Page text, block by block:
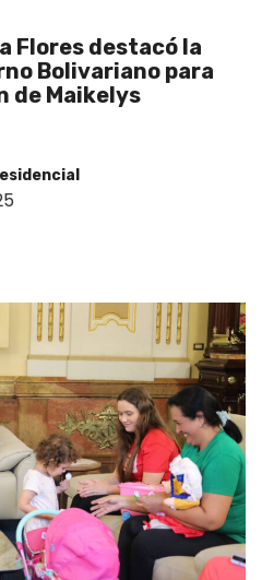
Flores destacó la
Bolivariano para
de Maikelys